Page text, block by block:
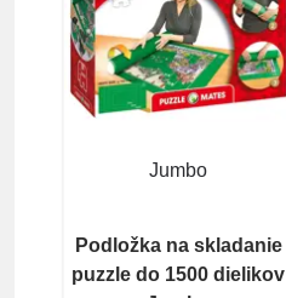
Jumbo
Podložka na skladanie
puzzle do 1500 dielikov